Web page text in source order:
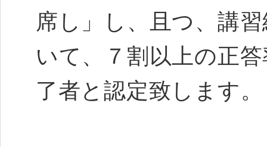
席し」し、且つ、講
いて、７割以上の正
了者と認定致します。